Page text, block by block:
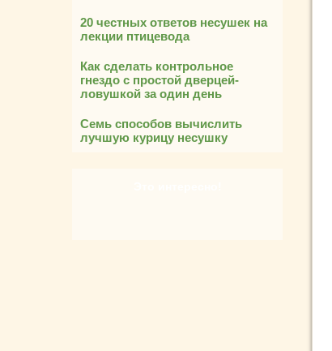
20 честных ответов несушек на
лекции птицевода
Как сделать контрольное
гнездо с простой дверцей-
ловушкой за один день
Семь способов вычислить
лучшую курицу несушку